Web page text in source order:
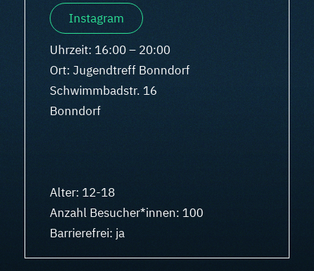
Instagram
Uhrzeit: 16:00 – 20:00
Ort: Jugendtreff Bonndorf
Schwimmbadstr. 16
Bonndorf
Alter: 12-18
Anzahl Besucher*innen: 100
Barrierefrei: ja